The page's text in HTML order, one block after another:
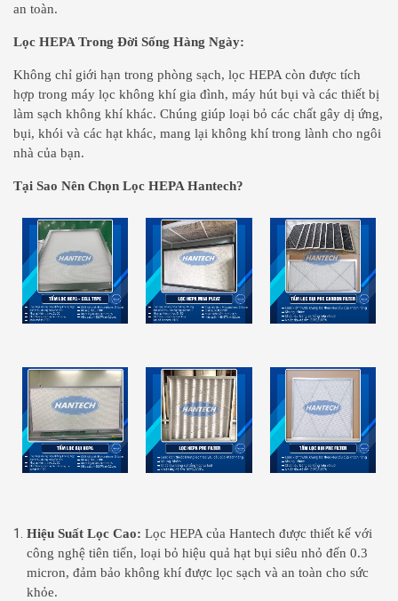
an toàn.
Lọc HEPA Trong Đời Sống Hàng Ngày:
Không chỉ giới hạn trong phòng sạch, lọc HEPA còn được tích
hợp trong máy lọc không khí gia đình, máy hút bụi và các thiết bị
làm sạch không khí khác. Chúng giúp loại bỏ các chất gây dị ứng,
bụi, khói và các hạt khác, mang lại không khí trong lành cho ngôi
nhà của bạn.
Tại Sao Nên Chọn Lọc HEPA Hantech?
Hiệu Suất Lọc Cao: Lọc HEPA của Hantech được thiết kế với
công nghệ tiên tiến, loại bỏ hiệu quả hạt bụi siêu nhỏ đến 0.3
micron, đảm bảo không khí được lọc sạch và an toàn cho sức
khỏe.